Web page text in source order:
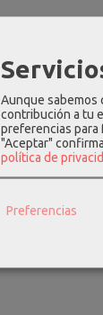
Aunque
contribución a tu
preferencias para
"Aceptar"
política de
Preferencias